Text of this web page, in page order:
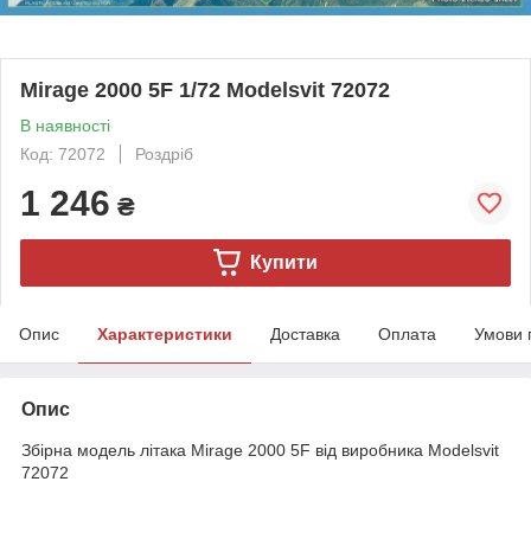
Mirage 2000 5F 1/72 Modelsvit 72072
В наявності
Код: 72072
Роздріб
1 246 ₴
Купити
Опис Характеристики Доставка Оплата Умови
Опис
Збірна модель літака Mirage 2000 5F від виробника Modelsvit
72072